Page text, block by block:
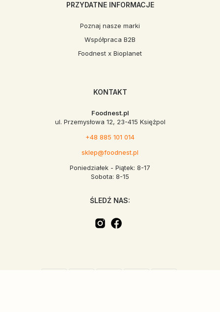
PRZYDATNE INFORMACJE
Poznaj nasze marki
Współpraca B2B
Foodnest x Bioplanet
KONTAKT
Foodnest.pl
ul. Przemysłowa 12, 23-415 Księżpol
+48 885 101 014
sklep@foodnest.pl
Poniedziałek - Piątek: 8-17
Sobota: 8-15
ŚLEDŹ NAS: